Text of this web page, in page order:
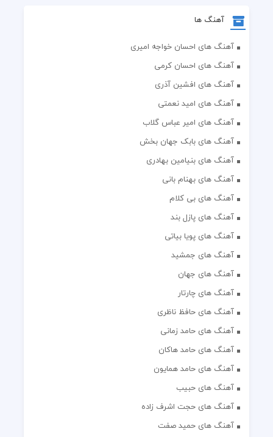
آهنگ ها
آهنگ های احسان خواجه امیری
آهنگ های احسان کرمی
آهنگ های افشین آذری
آهنگ های امید نعمتی
آهنگ های امیر عباس گلاب
آهنگ های بابک جهان بخش
آهنگ های بنیامین بهادری
آهنگ های بهنام بانی
آهنگ های بی کلام
آهنگ های پازل بند
آهنگ های پویا بیاتی
آهنگ های جمشید
آهنگ های جهان
آهنگ های چارتار
آهنگ های حافظ ناظری
آهنگ های حامد زمانی
آهنگ های حامد هاکان
آهنگ های حامد همایون
آهنگ های حبیب
آهنگ های حجت اشرف زاده
آهنگ های حمید صفت